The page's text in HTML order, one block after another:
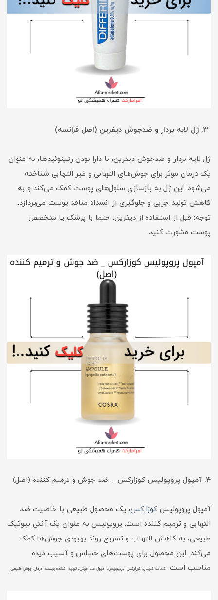
ژل لایه بردار و ضدجوش دیفرین، با دارا بودن رتینوئیدها، به عنوان
یک درمان موثر برای جوش‌های التهابی و غیر التهابی شناخته
می‌شود. این ژل به بازسازی سلول‌های پوست کمک می‌کند و به
کاهش تولید چربی و جلوگیری از انسداد منافذ پوست می‌پردازد.
توجه: قبل از استفاده از دیفرین، حتما با پزشک یا متخصص
پوست مشورت کنید.
4. آمپول پروپولیس کوزارکس _ ضد جوش و ترمیم کننده (اصل)
آمپول پروپولیس کوزارکس، یک محصول طبیعی با خاصیت ضد
التهابی و ترمیم کننده است. پروپولیس به عنوان یک آنتی بیوتیک
طبیعی، به کاهش التهاب و تسریع روند بهبودی جوش‌ها کمک
می‌کند. این محصول برای پوست‌های حساس و آسیب دیده
مناسب است. کلمات کلیدی: کوزارکس، پروپولیس، آمپول ضد جوش، ترمیم کننده پوست، درمان جوش طبیعی.